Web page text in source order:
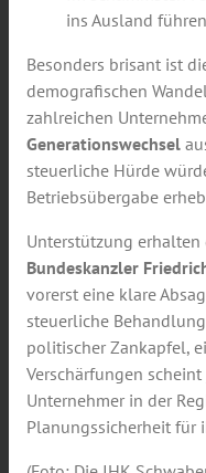
ins Ausland
Besonders brisant ist
demografischen
zahlreichen
Generationswechsel
steuerliche Hürde
Betriebsübergabe
Unterstützung
Bundeskanzler
vorerst eine klare
steuerliche
politischer Zankapfel,
Verschärfungen
Unternehmer in der
Planungssicherheit für